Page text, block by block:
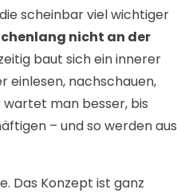
scheinbar viel wichtiger
nicht an der
baut sich ein innerer
einlesen, nachschauen,
man besser, bis
– und so werden aus
Das Konzept ist ganz